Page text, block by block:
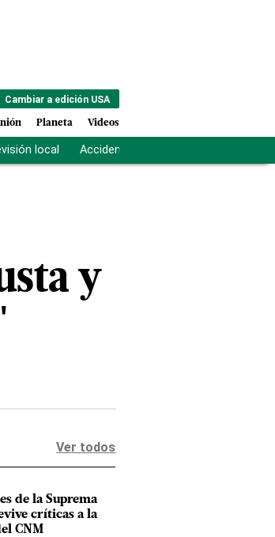
Cambiar a edición USA
Planeta Videos
local Accidente Los Ríos
y
Ver todos
de la Suprema
críticas a la
CNM